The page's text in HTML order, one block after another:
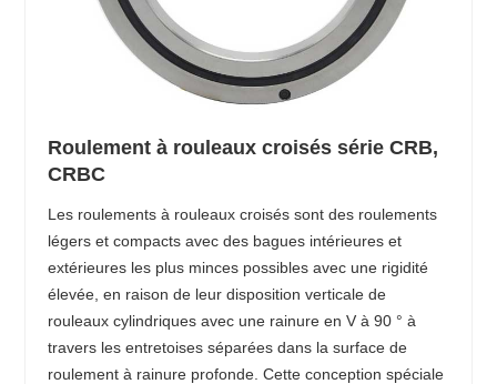
Roulement à rouleaux croisés série CRB,
CRBC
Les roulements à rouleaux croisés sont des roulements
légers et compacts avec des bagues intérieures et
extérieures les plus minces possibles avec une rigidité
élevée, en raison de leur disposition verticale de
rouleaux cylindriques avec une rainure en V à 90 ° à
travers les entretoises séparées dans la surface de
roulement à rainure profonde. Cette conception spéciale